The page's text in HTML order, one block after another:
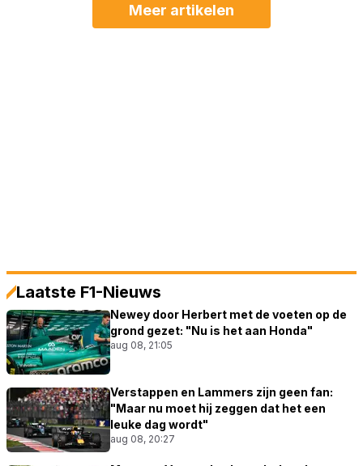
Meer artikelen
Laatste F1-Nieuws
Newey door Herbert met de voeten op de
grond gezet: "Nu is het aan Honda"
aug 08, 21:05
Verstappen en Lammers zijn geen fan:
"Maar nu moet hij zeggen dat het een
leuke dag wordt"
aug 08, 20:27